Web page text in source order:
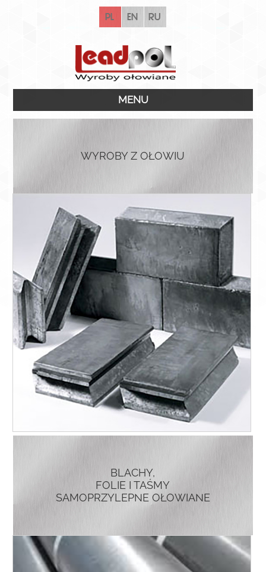
pl en ru
MENU
WYROBY Z OŁOWIU
BLACHY,
FOLIE I TAŚMY
SAMOPRZYLEPNE OŁOWIANE